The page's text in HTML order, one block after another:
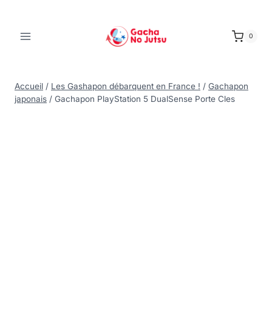
0
Accueil / Les Gashapon débarquent en France ! / Gachapon
japonais / Gachapon PlayStation 5 DualSense Porte Cles